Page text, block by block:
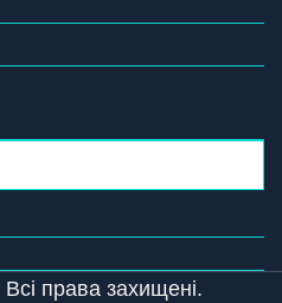
Всі права захищені.